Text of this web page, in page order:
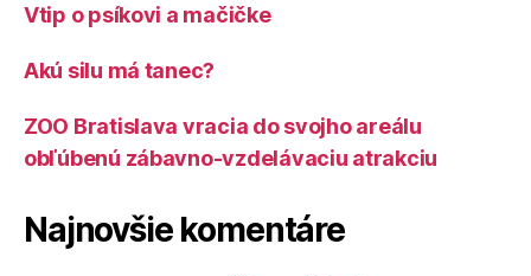
Vtip o psíkovi a mačičke
Akú silu má tanec?
ZOO Bratislava vracia do svojho areálu
obľúbenú zábavno-vzdelávaciu atrakciu
Najnovšie komentáre